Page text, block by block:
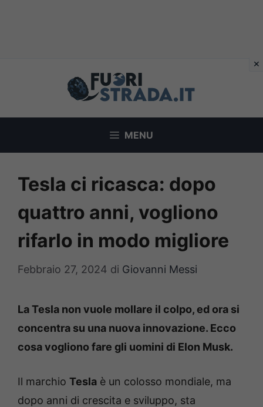
MENU
Tesla ci ricasca: dopo
quattro anni, vogliono
rifarlo in modo migliore
Febbraio 27, 2024 di Giovanni Messi
La Tesla non vuole mollare il colpo, ed ora si
concentra su una nuova innovazione. Ecco
cosa vogliono fare gli uomini di Elon Musk.
Il marchio Tesla è un colosso mondiale, ma
dopo anni di crescita e sviluppo, sta